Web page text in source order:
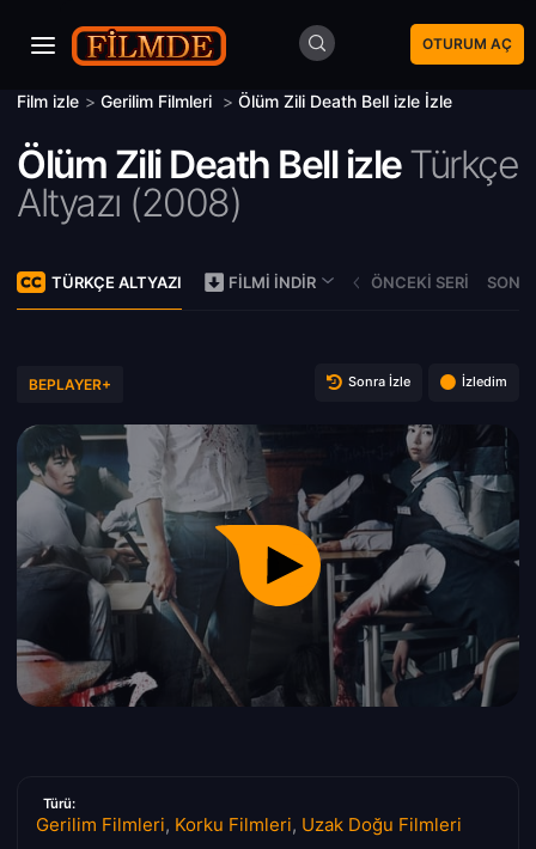
OTURUM AÇ
Film izle > Gerilim Filmleri > Ölüm Zili Death Bell izle İzle
Ölüm Zili Death Bell izleTürkçe
Altyazı (2008)
TÜRKÇE ALTYAZI FILMI İNDIR ÖNCEKI SERI
BEPLAYER+ Sonra İzle İzledim
Türü:
Gerilim Filmleri, Korku Filmleri, Uzak Doğu Filmleri